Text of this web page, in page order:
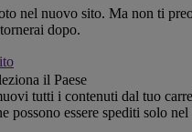
nel nuovo sito. Ma non ti
dopo.
il Paese
tutti i contenuti dal tuo
possono essere spediti solo nel